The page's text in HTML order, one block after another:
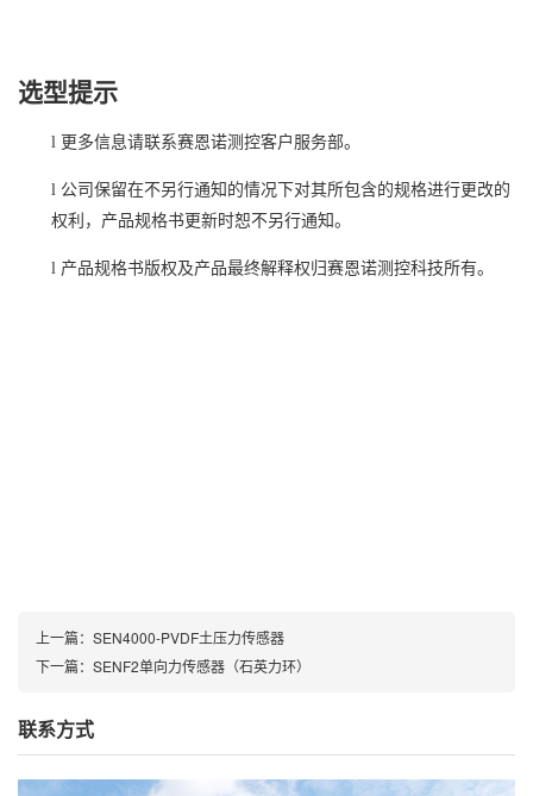
选型提示
l 更多信息请联系赛恩诺测控客户服务部。
l 公司保留在不另行通知的情况下对其所包含的规格进行更改的
权利，产品规格书更新时恕不另行通知。
l 产品规格书版权及产品最终解释权归赛恩诺测控科技所有。
上一篇： SEN4000-PVDF土压力传感器
下一篇： SENF2单向力传感器（石英力环）
联系方式